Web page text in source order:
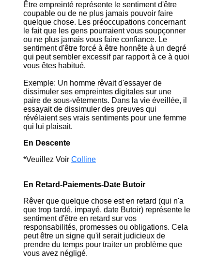
Être empreinté représente le sentiment d'être
coupable ou de ne plus jamais pouvoir faire
quelque chose. Les préoccupations concernant
le fait que les gens pourraient vous soupçonner
ou ne plus jamais vous faire confiance. Le
sentiment d'être forcé à être honnête à un degré
qui peut sembler excessif par rapport à ce à quoi
vous êtes habitué.
Exemple: Un homme rêvait d'essayer de
dissimuler ses empreintes digitales sur une
paire de sous-vêtements. Dans la vie éveillée, il
essayait de dissimuler des preuves qui
révélaient ses vrais sentiments pour une femme
qui lui plaisait.
En Descente
*Veuillez Voir Colline
En Retard-Paiements-Date Butoir
Rêver que quelque chose est en retard (qui n'a
que trop tardé, impayé, date Butoir) représente le
sentiment d'être en retard sur vos
responsabilités, promesses ou obligations. Cela
peut être un signe qu'il serait judicieux de
prendre du temps pour traiter un problème que
vous avez négligé.